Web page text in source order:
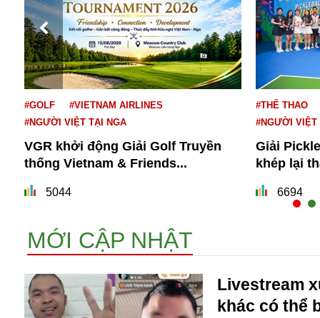
Bói toán
Bóng đá
Bí ẩn
Bitcoin
Bamboo Airways
Báo Nga có gì?
Biển Đông
#GOLF
#VIETNAM AIRLINES
#NGƯỜI VIỆT TẠI NGA
VGR khởi động Giải Golf Truyền
thống Vietnam & Friends...
5044
#THỂ THAO
#NGƯỜI VIỆT
Giải
khép lại
6694
MỚI CẬP NHẬT
Livestream
khác có thể